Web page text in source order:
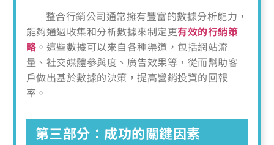
整合行銷公司通常擁有豐富的數據分析能力，
能夠通過收集和分析數據來制定更有效的行銷策
略 。這些數據可以來自各種渠道，包括網站流
量、社交媒體參與度、廣告效果等，從而幫助客
戶做出基於數據的決策，提高營銷投資的回報
率。
第三部分：成功的關鍵因素